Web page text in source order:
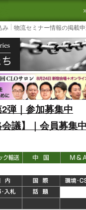
ュースサイト
3PL, SCMなど国内
み 物流セミナー情報の掲載
弾｜参加募集中
議】｜会員募集中